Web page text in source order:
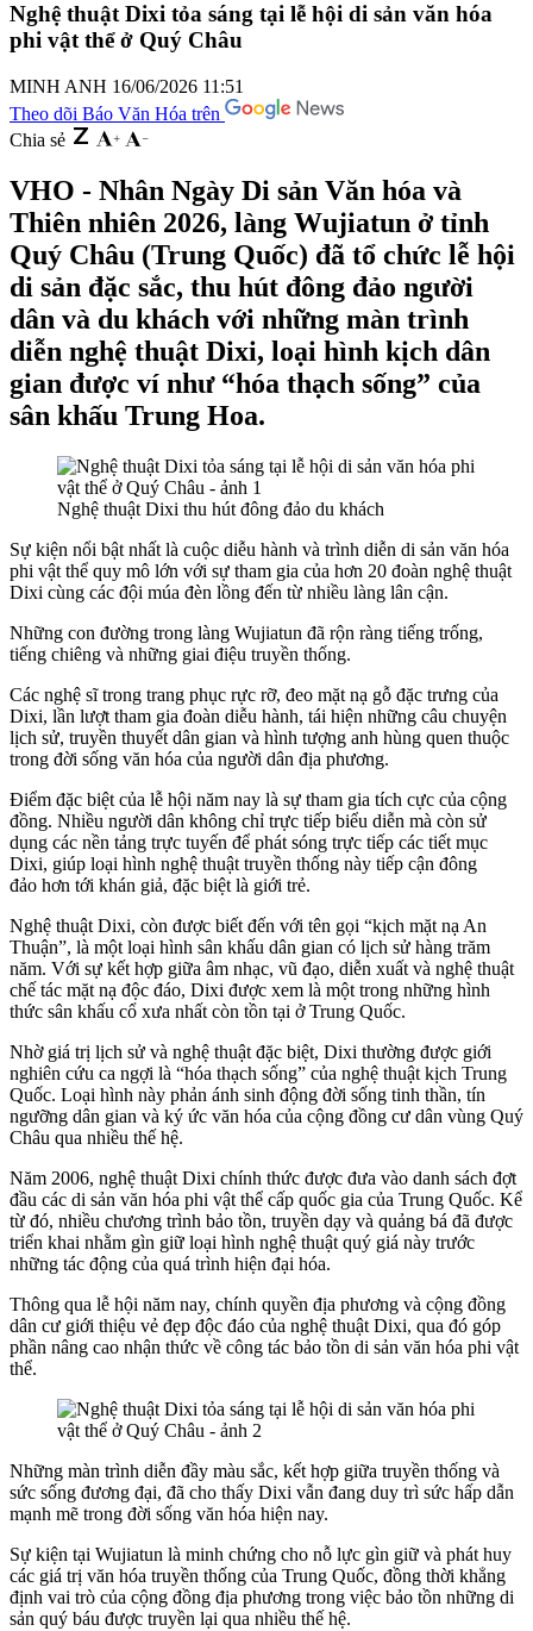
Nghệ thuật Dixi tỏa sáng tại lễ hội di sản văn hóa
phi vật thể ở Quý Châu
MINH ANH 16/06/2026 11:51
Theo dõi Báo Văn Hóa trên
Chia sẻ
VHO - Nhân Ngày Di sản Văn hóa và
Thiên nhiên 2026, làng Wujiatun ở tỉnh
Quý Châu (Trung Quốc) đã tổ chức lễ hội
di sản đặc sắc, thu hút đông đảo người
dân và du khách với những màn trình
diễn nghệ thuật Dixi, loại hình kịch dân
gian được ví như “hóa thạch sống” của
sân khấu Trung Hoa.
Nghệ thuật Dixi thu hút đông đảo du khách
Sự kiện nổi bật nhất là cuộc diễu hành và trình diễn di sản văn hóa
phi vật thể quy mô lớn với sự tham gia của hơn 20 đoàn nghệ thuật
Dixi cùng các đội múa đèn lồng đến từ nhiều làng lân cận.
Những con đường trong làng Wujiatun đã rộn ràng tiếng trống,
tiếng chiêng và những giai điệu truyền thống.
Các nghệ sĩ trong trang phục rực rỡ, đeo mặt nạ gỗ đặc trưng của
Dixi, lần lượt tham gia đoàn diễu hành, tái hiện những câu chuyện
lịch sử, truyền thuyết dân gian và hình tượng anh hùng quen thuộc
trong đời sống văn hóa của người dân địa phương.
Điểm đặc biệt của lễ hội năm nay là sự tham gia tích cực của cộng
đồng. Nhiều người dân không chỉ trực tiếp biểu diễn mà còn sử
dụng các nền tảng trực tuyến để phát sóng trực tiếp các tiết mục
Dixi, giúp loại hình nghệ thuật truyền thống này tiếp cận đông
đảo hơn tới khán giả, đặc biệt là giới trẻ.
Nghệ thuật Dixi, còn được biết đến với tên gọi “kịch mặt nạ An
Thuận”, là một loại hình sân khấu dân gian có lịch sử hàng trăm
năm. Với sự kết hợp giữa âm nhạc, vũ đạo, diễn xuất và nghệ thuật
chế tác mặt nạ độc đáo, Dixi được xem là một trong những hình
thức sân khấu cổ xưa nhất còn tồn tại ở Trung Quốc.
Nhờ giá trị lịch sử và nghệ thuật đặc biệt, Dixi thường được giới
nghiên cứu ca ngợi là “hóa thạch sống” của nghệ thuật kịch Trung
Quốc. Loại hình này phản ánh sinh động đời sống tinh thần, tín
ngưỡng dân gian và ký ức văn hóa của cộng đồng cư dân vùng Quý
Châu qua nhiều thế hệ.
Năm 2006, nghệ thuật Dixi chính thức được đưa vào danh sách đợt
đầu các di sản văn hóa phi vật thể cấp quốc gia của Trung Quốc. Kể
từ đó, nhiều chương trình bảo tồn, truyền dạy và quảng bá đã được
triển khai nhằm gìn giữ loại hình nghệ thuật quý giá này trước
những tác động của quá trình hiện đại hóa.
Thông qua lễ hội năm nay, chính quyền địa phương và cộng đồng
dân cư giới thiệu vẻ đẹp độc đáo của nghệ thuật Dixi, qua đó góp
phần nâng cao nhận thức về công tác bảo tồn di sản văn hóa phi vật
thể.
Những màn trình diễn đầy màu sắc, kết hợp giữa truyền thống và
sức sống đương đại, đã cho thấy Dixi vẫn đang duy trì sức hấp dẫn
mạnh mẽ trong đời sống văn hóa hiện nay.
Sự kiện tại Wujiatun là minh chứng cho nỗ lực gìn giữ và phát huy
các giá trị văn hóa truyền thống của Trung Quốc, đồng thời khẳng
định vai trò của cộng đồng địa phương trong việc bảo tồn những di
sản quý báu được truyền lại qua nhiều thế hệ.